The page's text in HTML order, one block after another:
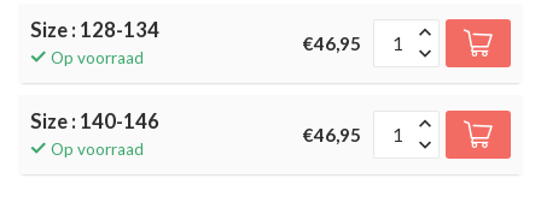
Size : 128-134
Op voorraad
€46,95
Size : 140-146
Op voorraad
€46,95